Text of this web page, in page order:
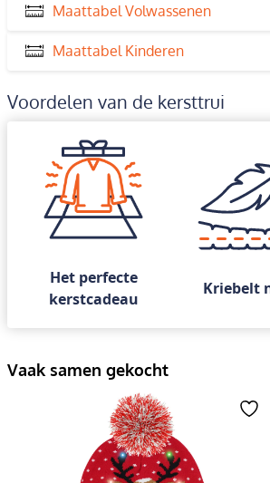
Maattabel Volwassenen
Maattabel Kinderen
Voordelen van de kersttrui
Het perfecte
kerstcadeau
Kriebelt
Vaak samen gekocht